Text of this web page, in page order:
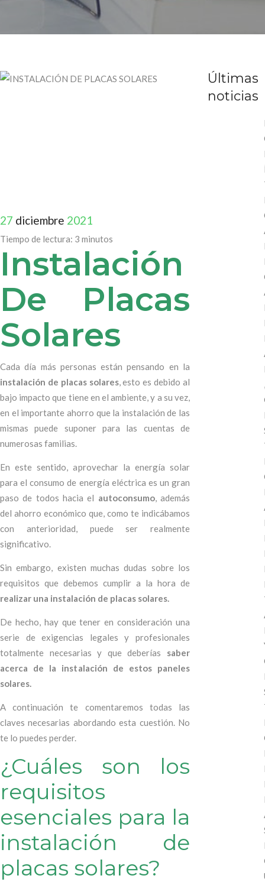
27 diciembre 2021
Tiempo de lectura: 3 minutos
Instalación
De Placas
Solares
Cada día más personas están pensando en la
instalación de placas solares, esto es debido al
bajo impacto que tiene en el ambiente, y a su vez,
en el importante ahorro que la instalación de las
mismas puede suponer para las cuentas de
numerosas familias.
En este sentido, aprovechar la energía solar
para el consumo de energía eléctrica es un gran
paso de todos hacia el autoconsumo, además
del ahorro económico que, como te indicábamos
con anterioridad, puede ser realmente
significativo.
Sin embargo, existen muchas dudas sobre los
requisitos que debemos cumplir a la hora de
realizar una instalación de placas solares.
De hecho, hay que tener en consideración una
serie de exigencias legales y profesionales
totalmente necesarias y que deberías saber
acerca de la instalación de estos paneles
solares.
A continuación te comentaremos todas las
claves necesarias abordando esta cuestión. No
te lo puedes perder.
¿Cuáles son los
requisitos
esenciales para la
instalación de
placas solares?
Últimas
noticias
,